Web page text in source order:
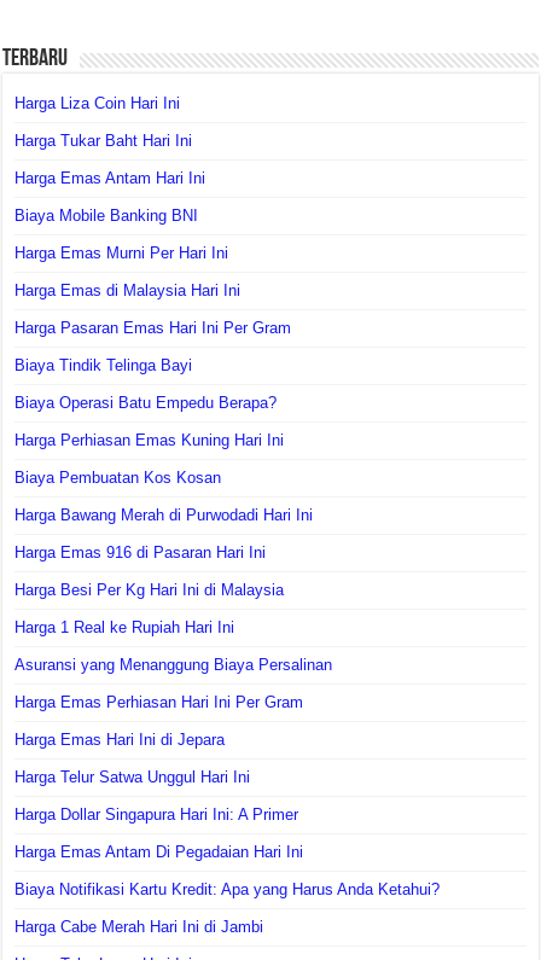
Terbaru
Harga Liza Coin Hari Ini
Harga Tukar Baht Hari Ini
Harga Emas Antam Hari Ini
Biaya Mobile Banking BNI
Harga Emas Murni Per Hari Ini
Harga Emas di Malaysia Hari Ini
Harga Pasaran Emas Hari Ini Per Gram
Biaya Tindik Telinga Bayi
Biaya Operasi Batu Empedu Berapa?
Harga Perhiasan Emas Kuning Hari Ini
Biaya Pembuatan Kos Kosan
Harga Bawang Merah di Purwodadi Hari Ini
Harga Emas 916 di Pasaran Hari Ini
Harga Besi Per Kg Hari Ini di Malaysia
Harga 1 Real ke Rupiah Hari Ini
Asuransi yang Menanggung Biaya Persalinan
Harga Emas Perhiasan Hari Ini Per Gram
Harga Emas Hari Ini di Jepara
Harga Telur Satwa Unggul Hari Ini
Harga Dollar Singapura Hari Ini: A Primer
Harga Emas Antam Di Pegadaian Hari Ini
Biaya Notifikasi Kartu Kredit: Apa yang Harus Anda Ketahui?
Harga Cabe Merah Hari Ini di Jambi